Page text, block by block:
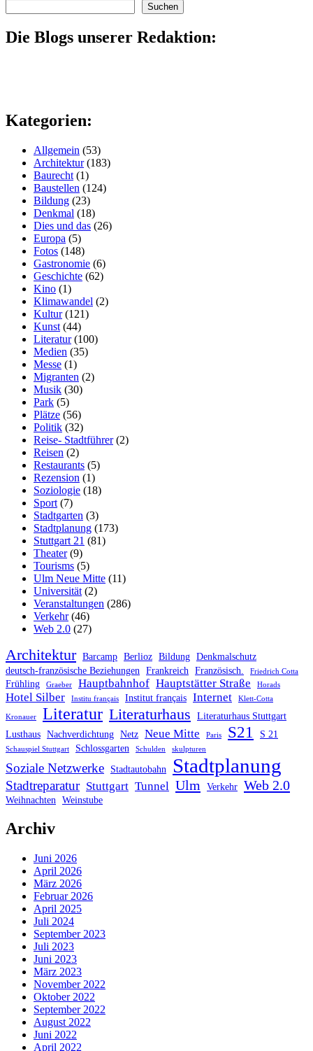
Suchen
Die Blogs unserer Redaktion:
Kategorien:
Allgemein (53)
Architektur(183)
Baurecht (1)
Baustellen (124)
Bildung (23)
Denkmal (18)
Dies und das (26)
Europa (5)
Fotos (148)
Gastronomie (6)
Geschichte (62)
Kino (1)
Klimawandel (2)
Kultur(121)
Kunst (44)
Literatur(100)
Medien (35)
Messe (1)
Migranten (2)
Musik (30)
Park (5)
Plätze (56)
Politik (32)
Reise- Stadtführer(2)
Reisen (2)
Restaurants (5)
Rezension (1)
Soziologie (18)
Sport (7)
Stadtgarten (3)
Stadtplanung (173)
Stuttgart 21 (81)
Theater(9)
Tourisms (5)
Ulm Neue Mitte (11)
Universität (2)
Veranstaltungen (286)
Verkehr(46)
Web 2.0 (27)
Architektur Barcamp Berlioz Bildung Denkmalschutz
deutsch-französische Beziehungen
Frankreich Französisch. Friedrich Cotta
Frühling Graeber Hauptbahnhof Hauptstätter Straße Horads
Hotel Silber Institu français Institut français Internet Klett-Cotta
Kronauer Literatur Literaturhaus
Literaturhaus Stuttgart
Lusthaus Nachverdichtung Netz Neue Mitte Paris S21 S 21
Schauspiel Stuttgart Schlossgarten Schulden skulpturen
Soziale Netzwerke Stadtautobahn Stadtplanung
Stadtreparatur Stuttgart Tunnel Ulm Verkehr Web 2.0
Weihnachten Weinstube
Archiv
Juni 2026
April 2026
März 2026
Februar 2026
April 2025
Juli 2024
September 2023
Juli 2023
Juni 2023
März 2023
November 2022
Oktober 2022
September 2022
August 2022
Juni 2022
April 2022